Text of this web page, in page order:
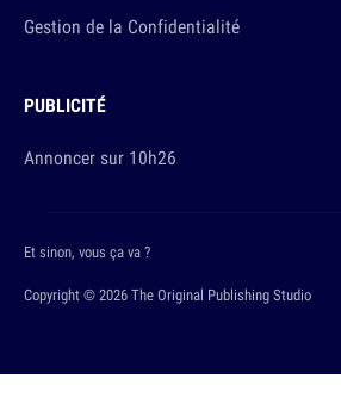
Gestion de la Confidentialité
PUBLICITÉ
Annoncer sur 10h26
Copyright © 2026 The Original Publishing Studio
Et sinon, vous ça va ?